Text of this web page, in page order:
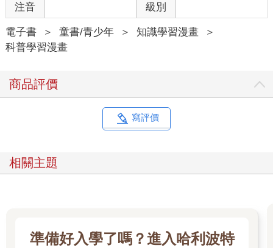
注音 級別
電子書 ＞ 童書/青少年 ＞ 知識學習漫畫
＞
科普學習漫畫
商品評價
寫評價
相關主題
準備好入學了嗎？進入哈利波特